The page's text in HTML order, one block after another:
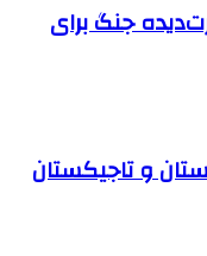
جنگ برای
و تاجیکستان